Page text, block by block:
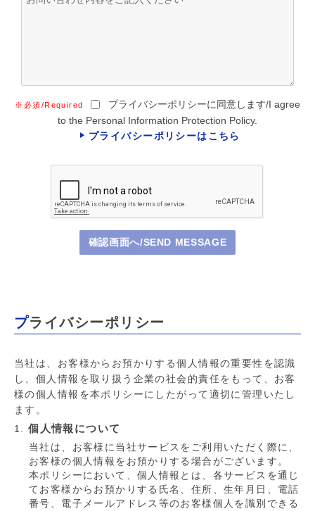
※必須/Required
プライバシーポリシーに同意します/I agree
to the Personal Information Protection Policy.
プライバシーポリシーはこちら
確認画面へ/SEND MESSAGE
プライバシーポリシー
当社は、お客様からお預かりする個人情報の重要性を認識
し、個人情報を取り扱う企業の社会的責任をもって、お客
様の個人情報を本ポリシーにしたがって適切に管理いたし
ます。
個人情報について
当社は、お客様に当社サービスをご利用いただく際に、
お客様の個人情報をお預かりする場合がございます。
本ポリシーにおいて、個人情報とは、各サービスを通じ
てお客様からお預かりする氏名、住所、生年月日、電話
番号、電子メールアドレス等のお客様個人を識別できる